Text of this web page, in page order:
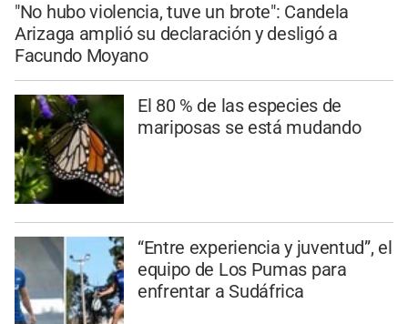
"No hubo violencia, tuve un brote": Candela
Arizaga amplió su declaración y desligó a
Facundo Moyano
El 80 % de las especies de
mariposas se está mudando
“Entre experiencia y juventud”, el
equipo de Los Pumas para
enfrentar a Sudáfrica